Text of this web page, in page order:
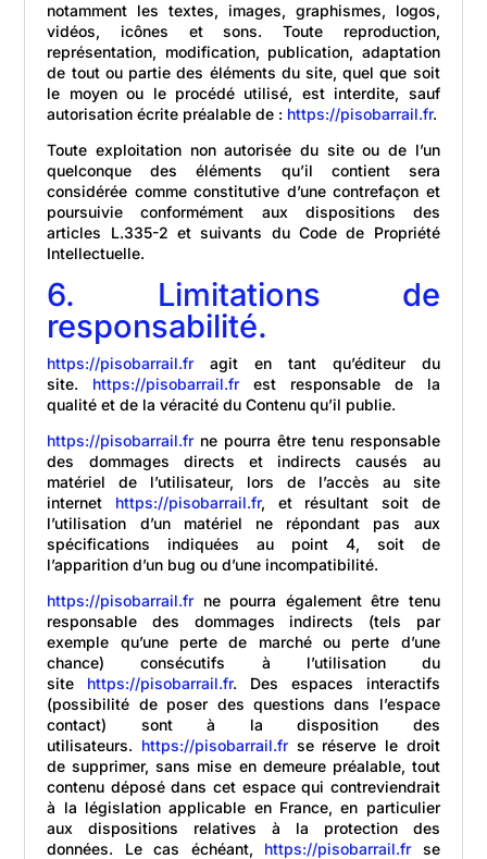
notamment les textes, images, graphismes, logos,
vidéos, icônes et sons. Toute reproduction,
représentation, modification, publication, adaptation
de tout ou partie des éléments du site, quel que soit
le moyen ou le procédé utilisé, est interdite, sauf
autorisation écrite préalable de : https://pisobarrail.fr.
Toute exploitation non autorisée du site ou de l’un
quelconque des éléments qu’il contient sera
considérée comme constitutive d’une contrefaçon et
poursuivie conformément aux dispositions des
articles L.335-2 et suivants du Code de Propriété
Intellectuelle.
6. Limitations de
responsabilité.
https://pisobarrail.fr
agit en tant qu’éditeur du
site.
https://pisobarrail.fr
est responsable de la
qualité et de la véracité du Contenu qu’il publie.
https://pisobarrail.fr ne pourra être tenu responsable
des dommages directs et indirects causés au
matériel de l’utilisateur, lors de l’accès au site
internet
https://pisobarrail.fr, et résultant soit de
l’utilisation d’un matériel ne répondant pas aux
spécifications indiquées au point 4, soit de
l’apparition d’un bug ou d’une incompatibilité.
https://pisobarrail.fr ne pourra également être tenu
responsable des dommages indirects (tels par
exemple qu’une perte de marché ou perte d’une
chance) consécutifs à l’utilisation du
site
https://pisobarrail.fr. Des espaces interactifs
(possibilité de poser des questions dans l’espace
contact) sont à la disposition des
utilisateurs. https://pisobarrail.fr se réserve le droit
de supprimer, sans mise en demeure préalable, tout
contenu déposé dans cet espace qui contreviendrait
à la législation applicable en France, en particulier
aux dispositions relatives à la protection des
données. Le cas échéant,
https://pisobarrail.fr
se